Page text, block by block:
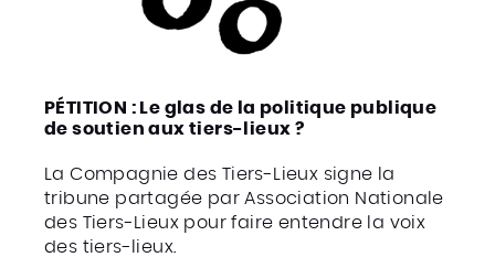
PÉTITION : Le glas de la politique publique
de soutien aux tiers-lieux ?
La Compagnie des Tiers-Lieux signe la
tribune partagée par Association Nationale
des Tiers-Lieux pour faire entendre la voix
des tiers-lieux.